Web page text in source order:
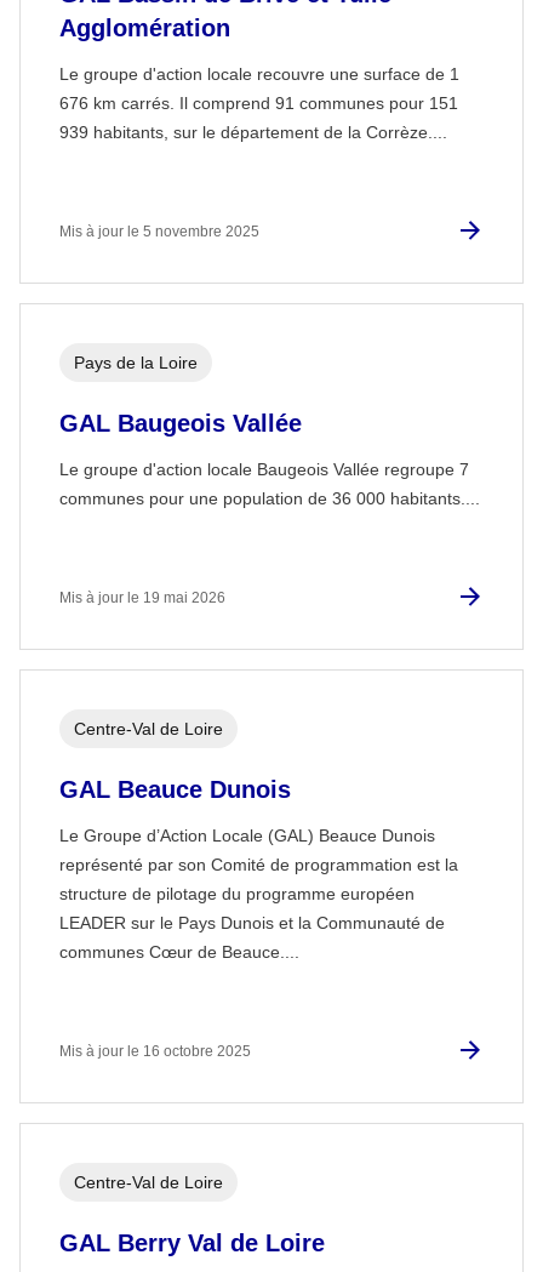
Agglomération
Le groupe d'action locale recouvre une surface de 1
676 km carrés. Il comprend 91 communes pour 151
939 habitants, sur le département de la Corrèze....
Mis à jour le 5 novembre 2025
GAL Baugeois Vallée
Le groupe d'action locale Baugeois Vallée regroupe 7
communes pour une population de 36 000 habitants....
Pays de la Loire
Mis à jour le 19 mai 2026
GAL Beauce Dunois
Le Groupe d’Action Locale (GAL) Beauce Dunois
représenté par son Comité de programmation est la
structure de pilotage du programme européen
LEADER sur le Pays Dunois et la Communauté de
communes Cœur de Beauce....
Centre-Val de Loire
Mis à jour le 16 octobre 2025
GAL Berry Val de Loire
Centre-Val de Loire